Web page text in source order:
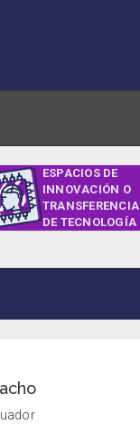
ESPACIOS DE
INNOVACIÓN O
TRANSFERENCIA
DE TECNOLOGÍA